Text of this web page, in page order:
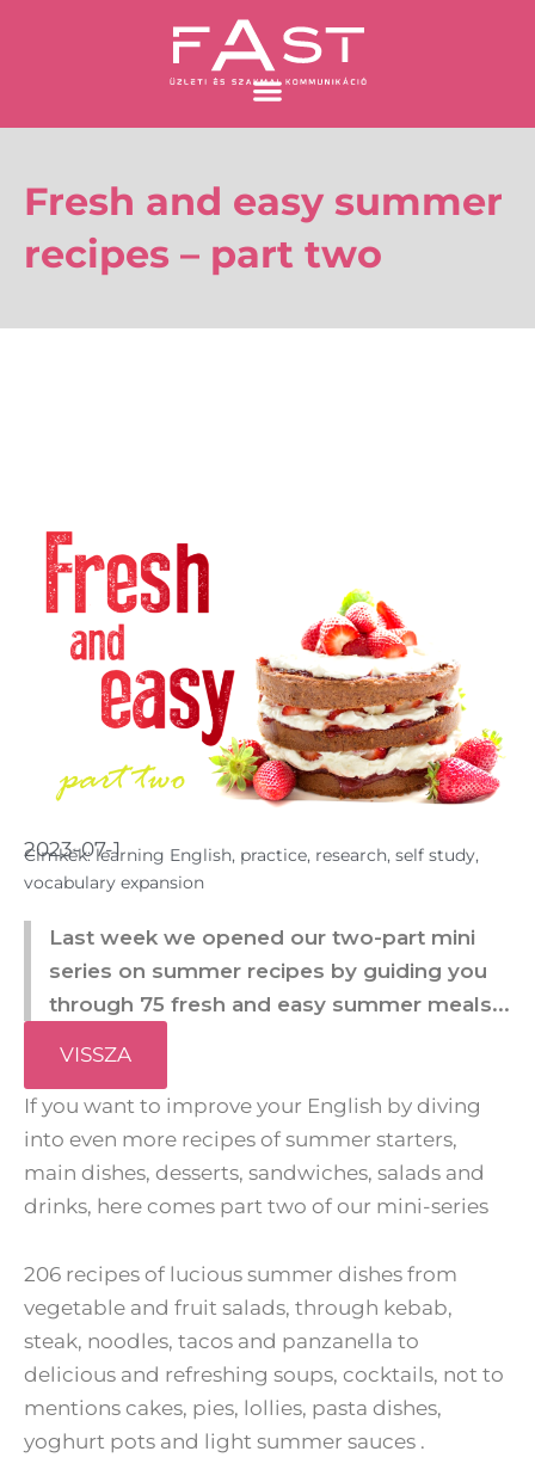
Fresh and easy summer
recipes – part two
2023-07-1
Cimkék: learning English, practice, research, self study,
vocabulary expansion
Last week we opened our two-part mini
series on summer recipes by guiding you
through 75 fresh and easy summer meals...
VISSZA
If you want to improve your English by diving
into even more recipes of summer starters,
main dishes, desserts, sandwiches, salads and
drinks, here comes part two of our mini-series
206 recipes of lucious summer dishes from
vegetable and fruit salads, through kebab,
steak, noodles, tacos and panzanella to
delicious and refreshing soups, cocktails, not to
mentions cakes, pies, lollies, pasta dishes,
yoghurt pots and light summer sauces .